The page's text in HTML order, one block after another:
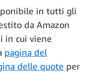
in tutti gli
da Amazon
in cui viene
pagina del
delle quote per